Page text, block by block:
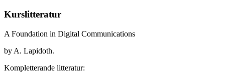
Kurslitteratur
A Foundation in Digital Communications
by A. Lapidoth.
Kompletterande litteratur: